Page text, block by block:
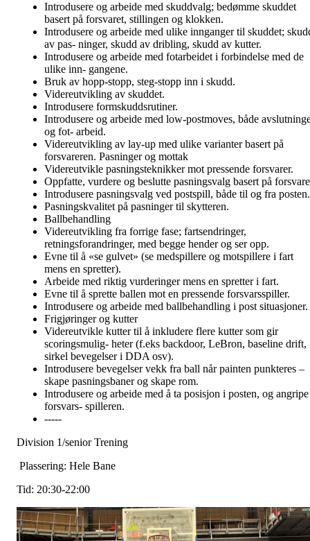
Introdusere og arbeide med skuddvalg; bedømme skuddet
basert på forsvaret, stillingen og klokken.
Introdusere og arbeide med ulike innganger til skuddet;
av pas- ninger, skudd av dribling, skudd av kutter.
Introdusere og arbeide med fotarbeidet i forbindelse med de
ulike inn- gangene.
Bruk av hopp-stopp, steg-stopp inn i skudd.
Videreutvikling av skuddet.
Introdusere formskuddsrutiner.
Introdusere og arbeide med low-postmoves, både
og fot- arbeid.
Videreutvikling av lay-up med ulike varianter basert på
forsvareren. Pasninger og mottak
Videreutvikle pasningsteknikker mot pressende forsvarer.
Oppfatte, vurdere og beslutte pasningsvalg basert på
Introdusere pasningsvalg ved postspill, både til og fra posten.
Pasningskvalitet på pasninger til skytteren.
Ballbehandling
Videreutvikling fra forrige fase; fartsendringer,
retningsforandringer, med begge hender og ser opp.
Evne til å «se gulvet» (se medspillere og motspillere i fart
mens en spretter).
Arbeide med riktig vurderinger mens en spretter i fart.
Evne til å sprette ballen mot en pressende forsvarsspiller.
Introdusere og arbeide med ballbehandling i post situasjoner.
Frigjøringer og kutter
Videreutvikle kutter til å inkludere flere kutter som gir
scoringsmulig- heter (f.eks backdoor, LeBron, baseline drift,
sirkel bevegelser i DDA osv).
Introdusere bevegelser vekk fra ball når painten punkteres –
skape pasningsbaner og skape rom.
Introdusere og arbeide med å ta posisjon i posten, og angripe
forsvars- spilleren.
-----
Division 1/senior Trening
Plassering: Hele Bane
Tid: 20:30-22:00